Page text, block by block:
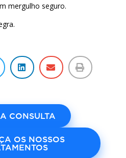
mergulho seguro.
CONSULTA
OS NOSSOS